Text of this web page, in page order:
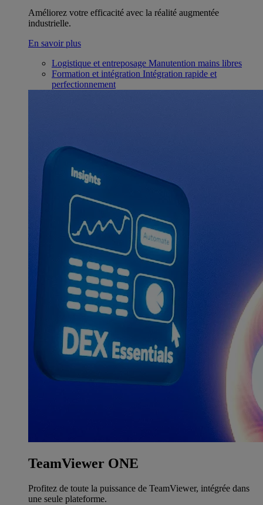
Améliorez votre efficacité avec la réalité augmentée
industrielle.
En savoir plus
Logistique et entreposage Manutention mains libres
Formation et intégration Intégration rapide et
perfectionnement
TeamViewer ONE
Profitez de toute la puissance de TeamViewer, intégrée dans
une seule plateforme.